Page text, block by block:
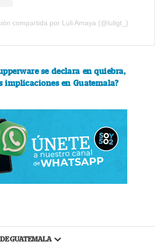
compartida por Luli Amaya (@luligt_)
se declara en quiebra,
implicaciones en Guatemala?
GUATEMALA